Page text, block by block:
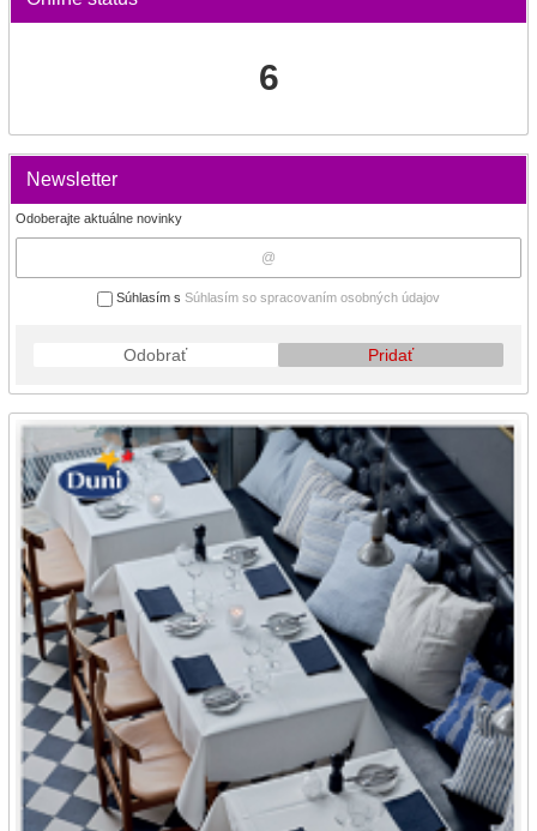
6
Newsletter
Odoberajte aktuálne novinky
Súhlasím s Súhlasím so spracovaním osobných údajov
Odobrať Pridať